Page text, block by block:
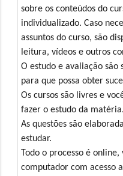
sobre os conteúdos do
individualizado. Caso
assuntos do curso, são
leitura, vídeos e outros
O estudo e avaliação
para que possa obter
Os cursos são livres e
fazer o estudo da matéria.
As questões são
estudar.
Todo o processo é
computador com acesso